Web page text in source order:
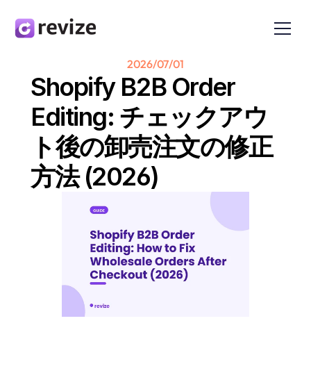
2026/07/01
Shopify B2B Order
Editing: チェックアウ
ト後の卸売注文の修正
方法 (2026)